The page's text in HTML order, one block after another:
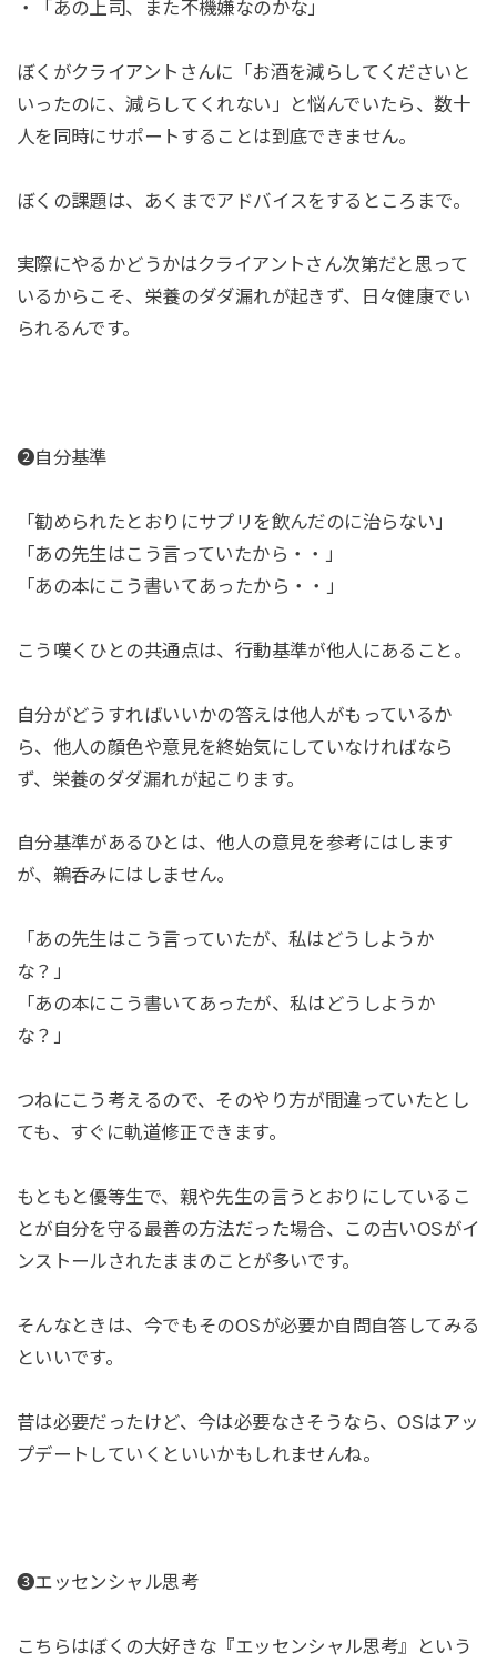
・「あの上司、また不機嫌なのかな」
ぼくがクライアントさんに「お酒を減らしてくださいと
いったのに、減らしてくれない」と悩んでいたら、数十
人を同時にサポートすることは到底できません。
ぼくの課題は、あくまでアドバイスをするところまで。
実際にやるかどうかはクライアントさん次第だと思って
いるからこそ、栄養のダダ漏れが起きず、日々健康でい
られるんです。
❷自分基準
「勧められたとおりにサプリを飲んだのに治らない」
「あの先生はこう言っていたから・・」
「あの本にこう書いてあったから・・」
こう嘆くひとの共通点は、行動基準が他人にあること。
自分がどうすればいいかの答えは他人がもっているか
ら、他人の顔色や意見を終始気にしていなければなら
ず、栄養のダダ漏れが起こります。
自分基準があるひとは、他人の意見を参考にはします
が、鵜呑みにはしません。
「あの先生はこう言っていたが、私はどうしようか
な？」
「あの本にこう書いてあったが、私はどうしようか
な？」
つねにこう考えるので、そのやり方が間違っていたとし
ても、すぐに軌道修正できます。
もともと優等生で、親や先生の言うとおりにしているこ
とが自分を守る最善の方法だった場合、この古いOSがイ
ンストールされたままのことが多いです。
そんなときは、今でもそのOSが必要か自問自答してみる
といいです。
昔は必要だったけど、今は必要なさそうなら、OSはアッ
プデートしていくといいかもしれませんね。
❸エッセンシャル思考
こちらはぼくの大好きな『エッセンシャル思考』という